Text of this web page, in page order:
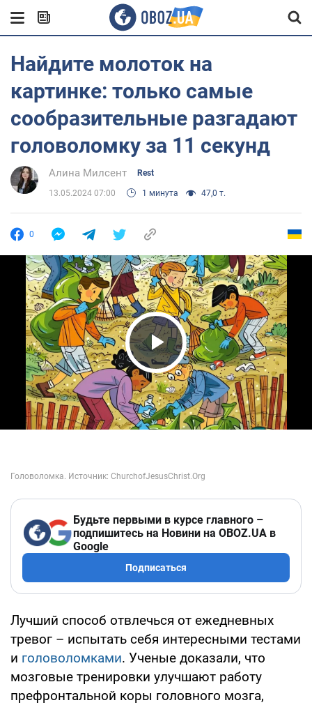
Найдите молоток на
картинке: только самые
сообразительные разгадают
головоломку за 11 секунд
Алина Милсент Rest
13.05.2024 07:00 1 минута 47,0 т.
0
Play Video
Будьте первыми в курсе главного –
подпишитесь на Новини на OBOZ.UA в
Google
Подписаться
Лучший способ отвлечься от ежедневных
тревог – испытать себя интересными тестами
и головоломками. Ученые доказали, что
мозговые тренировки улучшают работу
префронтальной коры головного мозга,